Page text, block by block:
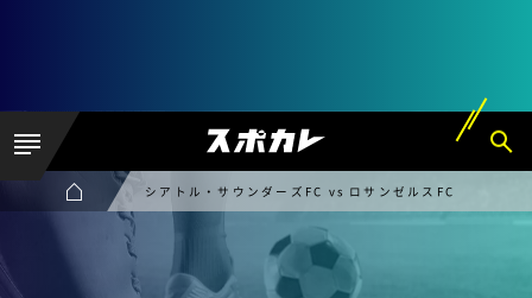
シアトル・サウンダーズFC vs ロサンゼルスFC